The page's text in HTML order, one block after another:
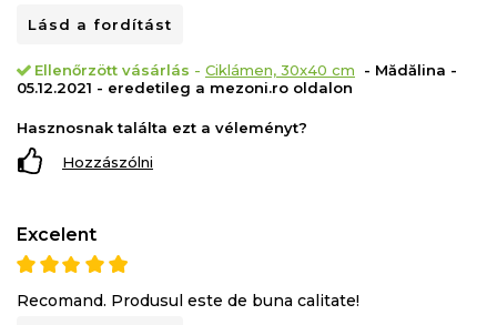
Lásd a fordítást
Ellenőrzött vásárlás - Ciklámen, 30x40 cm
- Mădălina -
05.12.2021 - eredetileg a mezoni.ro oldalon
Hasznosnak találta ezt a véleményt?
Hozzászólni
Excelent
Recomand. Produsul este de buna calitate!